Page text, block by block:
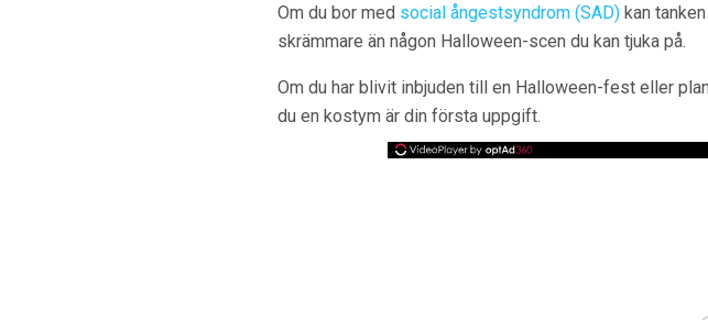
Om du bor med social ångestsyndrom (SAD) kan
skrämmare än någon Halloween-scen du kan tjuka på.
Om du har blivit inbjuden till en Halloween-fest eller
du en kostym är din första uppgift.